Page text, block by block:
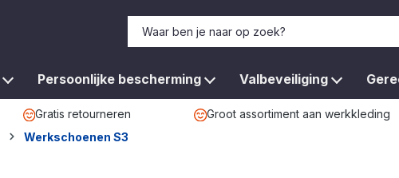
Persoonlijke bescherming Valbeveiliging
Gratis retourneren Groot assortiment aan werkkleding
Werkschoenen S3